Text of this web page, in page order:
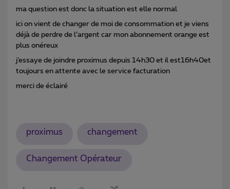
ma question est donc la situation est elle normal
ici on vient de changer de moi de consommation et je viens
déjà de perdre de l’argent car mon abonnement orange est
plus onéreux
j’essaye de joindre proximus depuis 14h30 et il est16h40et
toujours en attente avec le service facturation
merci de éclairé
proximus changement
Changement Opérateur